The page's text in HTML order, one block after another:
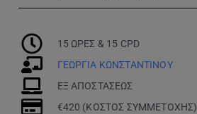
15 ΩΡΕΣ & 15 CPD
ΓΕΩΡΓΙΑ ΚΩΝΣΤΑΝΤΙΝΟΥ
ΕΞ ΑΠΟΣΤΑΣΕΩΣ
€420 (ΚΟΣΤΟΣ ΣΥΜΜΕΤΟΧΗΣ)